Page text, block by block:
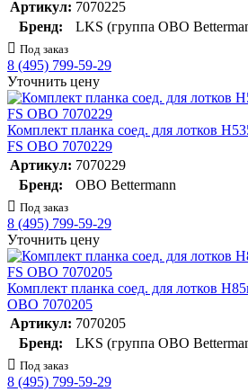
Артикул: 7070225
Бренд:
LKS (группа OBO
Под заказ
8 (495) 799-59-29
Уточнить цену
Комплект планка соед. для лотков
FS OBO 7070229
Артикул: 7070229
Бренд:
OBO Bettermann
Под заказ
8 (495) 799-59-29
Уточнить цену
Комплект планка соед. для лотков
OBO 7070205
Артикул: 7070205
Бренд:
LKS (группа OBO
Под заказ
8 (495) 799-59-29